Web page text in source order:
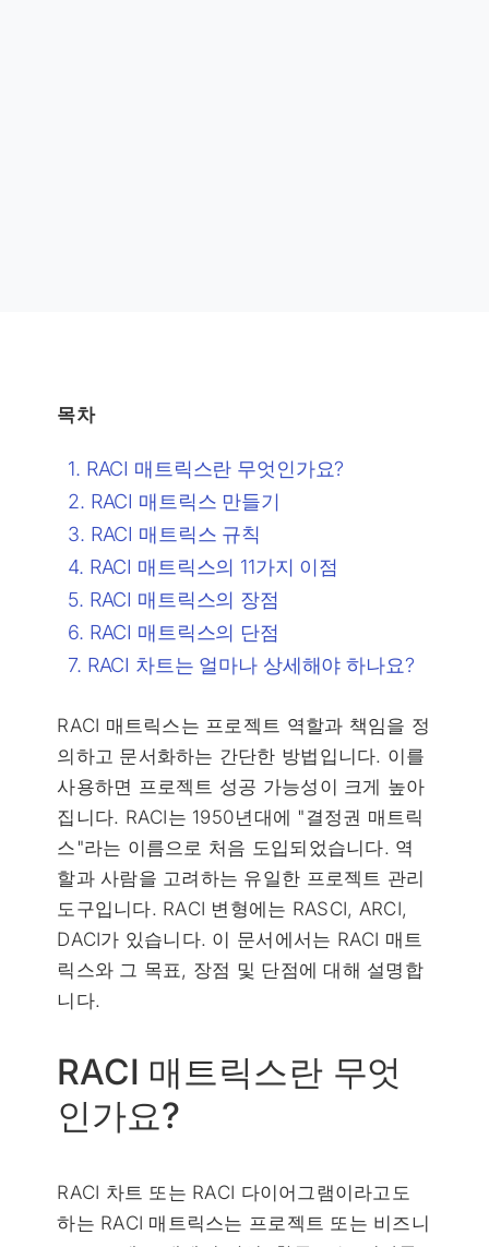
목차
RACI 매트릭스란 무엇인가요?
RACI 매트릭스 만들기
RACI 매트릭스 규칙
RACI 매트릭스의 11가지 이점
RACI 매트릭스의 장점
RACI 매트릭스의 단점
RACI 차트는 얼마나 상세해야 하나요?
RACI 매트릭스는 프로젝트 역할과 책임을 정
의하고 문서화하는 간단한 방법입니다. 이를
사용하면 프로젝트 성공 가능성이 크게 높아
집니다. RACI는 1950년대에 "결정권 매트릭
스"라는 이름으로 처음 도입되었습니다. 역
할과 사람을 고려하는 유일한 프로젝트 관리
도구입니다. RACI 변형에는 RASCI, ARCI,
DACI가 있습니다. 이 문서에서는 RACI 매트
릭스와 그 목표, 장점 및 단점에 대해 설명합
니다.
RACI 매트릭스란 무엇
인가요?
RACI 차트 또는 RACI 다이어그램이라고도
하는 RACI 매트릭스는 프로젝트 또는 비즈니